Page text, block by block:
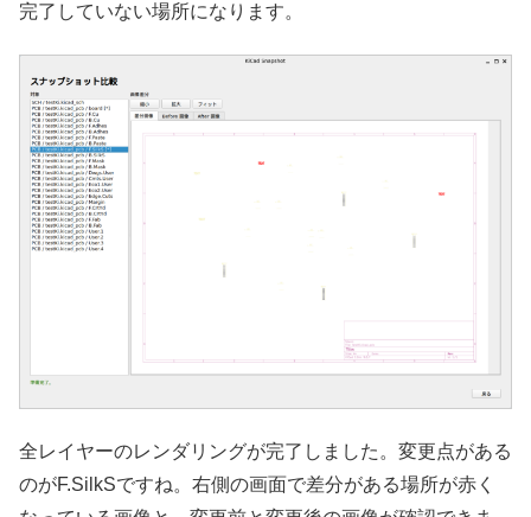
完了していない場所になります。
全レイヤーのレンダリングが完了しました。変更点がある
のがF.SilkSですね。右側の画面で差分がある場所が赤く